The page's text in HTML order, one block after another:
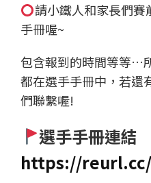
請小鐵人和家長們
手冊喔~
包含報到的時間等等…
都在選手手冊中，若還
們聯繫喔!
選手手冊連結
https://reurl.cc/